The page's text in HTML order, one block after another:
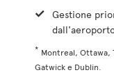
Gestione
* Montreal, Ottawa,
Gatwick e Dublin.